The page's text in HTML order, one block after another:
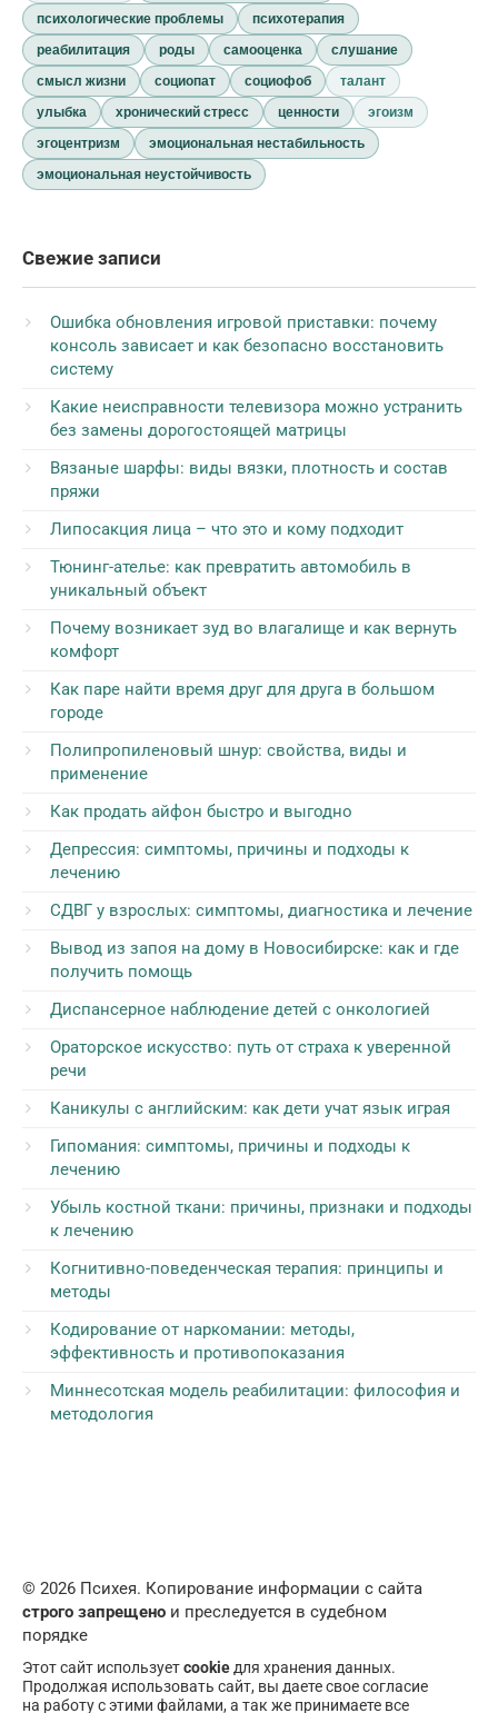
психологические проблемы
психотерапия
реабилитация
роды самооценка
слушание
смысл жизни
социопат социофоб
талант
улыбка
хронический стресс ценности
эгоизм
эгоцентризм
эмоциональная нестабильность
эмоциональная неустойчивость
Свежие записи
Ошибка обновления игровой приставки: почему
консоль зависает и как безопасно восстановить
систему
Какие неисправности телевизора можно устранить
без замены дорогостоящей матрицы
Вязаные шарфы: виды вязки, плотность и состав
пряжи
Липосакция лица – что это и кому подходит
Тюнинг-ателье: как превратить автомобиль в
уникальный объект
Почему возникает зуд во влагалище и как вернуть
комфорт
Как паре найти время друг для друга в большом
городе
Полипропиленовый шнур: свойства, виды и
применение
Как продать айфон быстро и выгодно
Депрессия: симптомы, причины и подходы к
лечению
СДВГ у взрослых: симптомы, диагностика и лечение
Вывод из запоя на дому в Новосибирске: как и где
получить помощь
Диспансерное наблюдение детей с онкологией
Ораторское искусство: путь от страха к уверенной
речи
Каникулы с английским: как дети учат язык играя
Гипомания: симптомы, причины и подходы к
лечению
Убыль костной ткани: причины, признаки и подходы
к лечению
Когнитивно-поведенческая терапия: принципы и
методы
Кодирование от наркомании: методы,
эффективность и противопоказания
Миннесотская модель реабилитации: философия и
методология
© 2026 Психея. Копирование информации с сайта
строго запрещено и преследуется в судебном
порядке
Этот сайт используетcookieдля хранения данных.
Продолжая использовать сайт, вы даете свое согласие
на работу с этими файлами, а так же принимаете все